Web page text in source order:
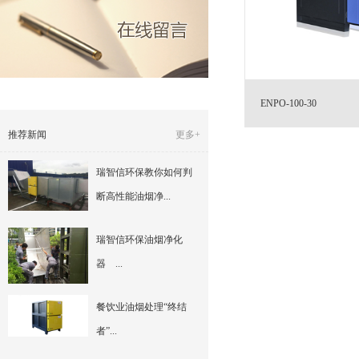
推荐新闻 更多+
瑞智信环保教你如何判
断高性能油烟净...
瑞智信环保油烟净化
器 ...
餐饮业油烟处理“终结
者”...
ENPO-100-30